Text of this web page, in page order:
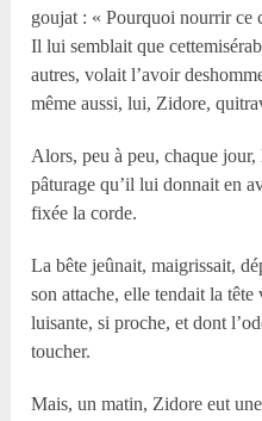
goujat : « Pourquoi nourrir ce
Il lui semblait que
autres, volait l’avoir
même aussi, lui, Zidore,
Alors, peu à peu, chaque
pâturage qu’il lui donnait en
fixée la corde.
La bête jeûnait, maigrissait,
son attache, elle tendait la
luisante, si proche, et dont
toucher.
Mais, un matin, Zidore eut